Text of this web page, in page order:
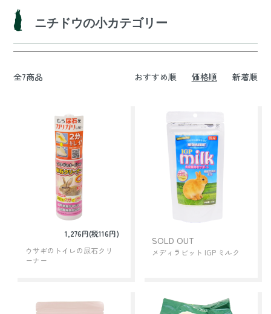
ニチドウの小カテゴリー
全7商品 おすすめ順 価格順 新着順
1,276円(税116円)
ウサギのトイレの尿石クリ
ーナー
SOLD OUT
メディラビット IGP ミルク